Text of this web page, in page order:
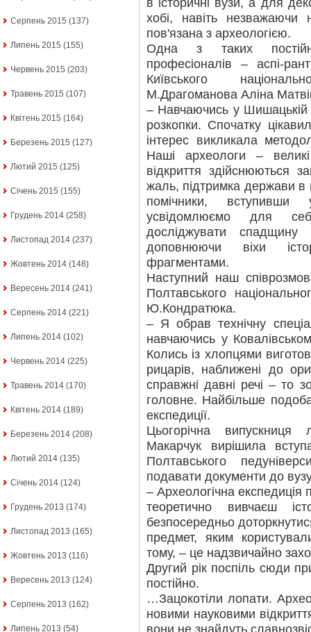
Серпень 2015 (137)
Липень 2015 (155)
Червень 2015 (203)
Травень 2015 (107)
Квітень 2015 (164)
Березень 2015 (127)
Лютий 2015 (125)
Січень 2015 (155)
Грудень 2014 (258)
Листопад 2014 (237)
Жовтень 2014 (148)
Вересень 2014 (241)
Серпень 2014 (221)
Липень 2014 (102)
Червень 2014 (225)
Травень 2014 (170)
Квітень 2014 (189)
Березень 2014 (208)
Лютий 2014 (135)
Січень 2014 (124)
Грудень 2013 (174)
Листопад 2013 (165)
Жовтень 2013 (116)
Вересень 2013 (124)
Серпень 2013 (162)
Липень 2013 (54)
в історичні вузи, а для
хобі, навіть
пов'язана з археологією.
Одна з таких
професіоналів – аспі-
Київського
М.Драгоманова Аліна
– Навчаючись у Шишацькій
розкопки. Спочатку
інтерес викликала
Наші археологи –
відкриття здійснюються
жаль, підтримка держави в
помічники, вступивши
усвідомлюємо для
досліджувати
доповнюючи віхи
фрагментами.
Наступний наш
Полтавського
Ю.Кондратюка.
– Я обрав технічну
навчаючись у
Колись із хлопцями
рицарів, наближені до
справжні давні речі – то
головне. Найбільше
експедиції.
Цьогорічна
Макарчук вирішила
Полтавського
подавати документи до
– Археологічна
теоретично вивчаєш
безпосередньо
предмет, яким
тому, – це надзвичайно
Другий рік поспіль сюди
постійно.
…Зацокотіли лопати.
новими науковими
вони не знайдуть